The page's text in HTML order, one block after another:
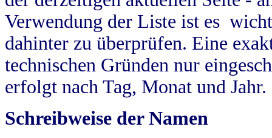
Verwendung der Liste ist es
dahinter zu überprüfen. Eine
technischen Gründen nur
erfolgt nach Tag, Monat und Jahr.
Schreibweise der Namen